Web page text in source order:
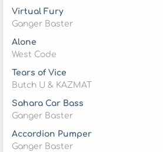
Virtual Fury
Ganger Baster
Alone
West Code
Tears of Vice
Butch U & KAZMAT
Sahara Car Bass
Ganger Baster
Accordion Pumper
Ganger Baster